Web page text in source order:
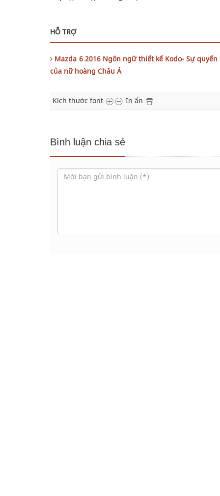
HỖ TRỢ
Mazda 6 2016 Ngôn ngữ thiết kế Kodo- Sự quyến
của nữ hoàng Châu Á
Kích thước font In ấn
Bình luận chia sẻ